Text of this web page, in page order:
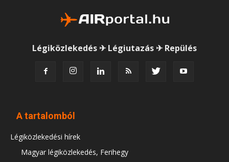
Légiközlekedés ✈ Légiutazás ✈ Repülés
A tartalomból
Légiközlekedési hírek
Magyar légiközlekedés, Ferihegy